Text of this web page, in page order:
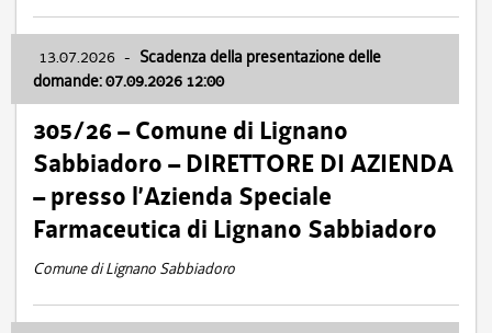
13.07.2026 - Scadenza della presentazione delle
domande: 07.09.2026 12:00
305/26 – Comune di Lignano
Sabbiadoro – DIRETTORE DI AZIENDA
– presso l’Azienda Speciale
Farmaceutica di Lignano Sabbiadoro
Comune di Lignano Sabbiadoro